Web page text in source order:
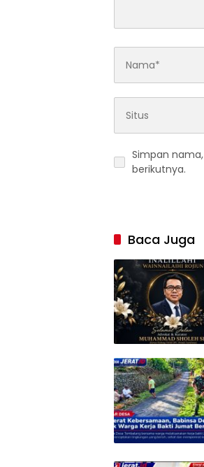
Simpan
berikutnya.
Baca Juga